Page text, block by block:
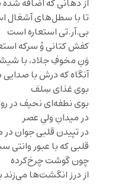
از دهانی که اضافه
تا با سطل‌های آشغال
بی‌.آر.تی استعاره است
کفش کتانی وُ سرکه
وَنِ مخوفِ جلاد، با
آنگاه که درش با
بوی غذای سِلف
بوی نطفه‌ای نحیف در
در میدانِ ولیِ عصر
در تپیدن قلبی جوان
قلبی که با عبور وانتی
چون گوشت چرخ‌کرده
از درز انگشت‌ها می‌زند